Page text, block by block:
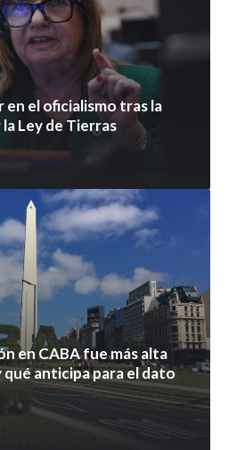
en el oficialismo tras la
Ley de Tierras
en CABA fue más alta
qué anticipa para el dato